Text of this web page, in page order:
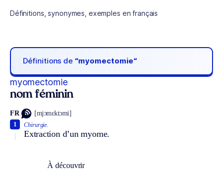
Définitions, synonymes, exemples en français
Définitions de “myomectomie“
myomectomie
nom féminin
FR [mjɔmɛktɔmi]
Chirurgie.
Extraction d’un myome.
1
À découvrir